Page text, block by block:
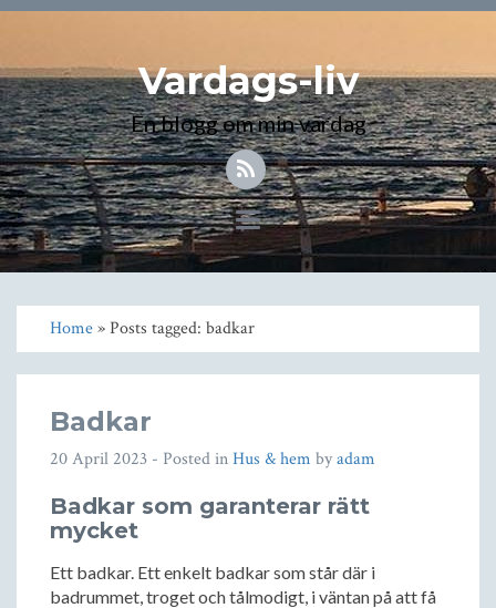
Vardags-liv
En blogg om min vardag
Toggle
navigation
Home» Posts tagged: badkar
Badkar
20 April 2023 - Posted inHus & hem byadam
Badkar som garanterar rätt
mycket
Ett badkar. Ett enkelt badkar som står där i
badrummet, troget och tålmodigt, i väntan på att få